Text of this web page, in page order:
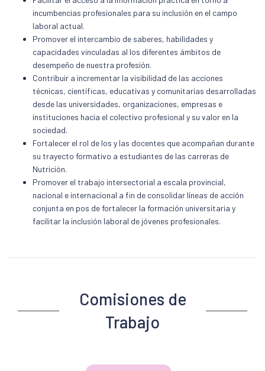
incumbencias profesionales para su inclusión en el campo
laboral actual.
Promover el intercambio de saberes, habilidades y
capacidades vinculadas al los diferentes ámbitos de
desempeño de nuestra profesión.
Contribuir a incrementar la visibilidad de las acciones
técnicas, científicas, educativas y comunitarias desarrolladas
desde las universidades, organizaciones, empresas e
instituciones hacia el colectivo profesional y su valor en la
sociedad.
Fortalecer el rol de los y las docentes que acompañan durante
su trayecto formativo a estudiantes de las carreras de
Nutrición.
Promover el trabajo intersectorial a escala provincial,
nacional e internacional a fin de consolidar líneas de acción
conjunta en pos de fortalecer la formación universitaria y
facilitar la inclusión laboral de jóvenes profesionales.
Comisiones de
Trabajo